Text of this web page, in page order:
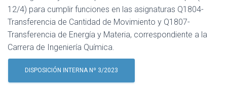
12/4) para cumplir funciones en las asignaturas Q1804-
Transferencia de Cantidad de Movimiento y Q1807-
Transferencia de Energía y Materia, correspondiente a la
Carrera de Ingeniería Química.
DISPOSICIÓN INTERNA Nº 3/2023